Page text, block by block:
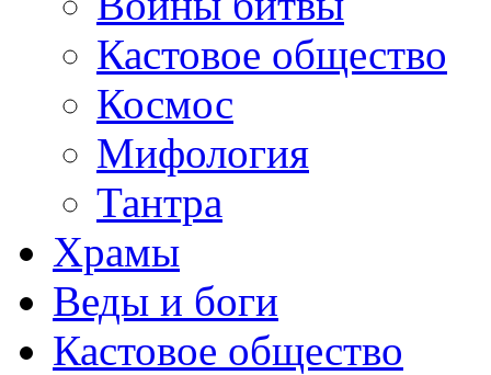
Кастовое общество
Космос
Мифология
Тантра
Храмы
Веды и боги
Кастовое общество